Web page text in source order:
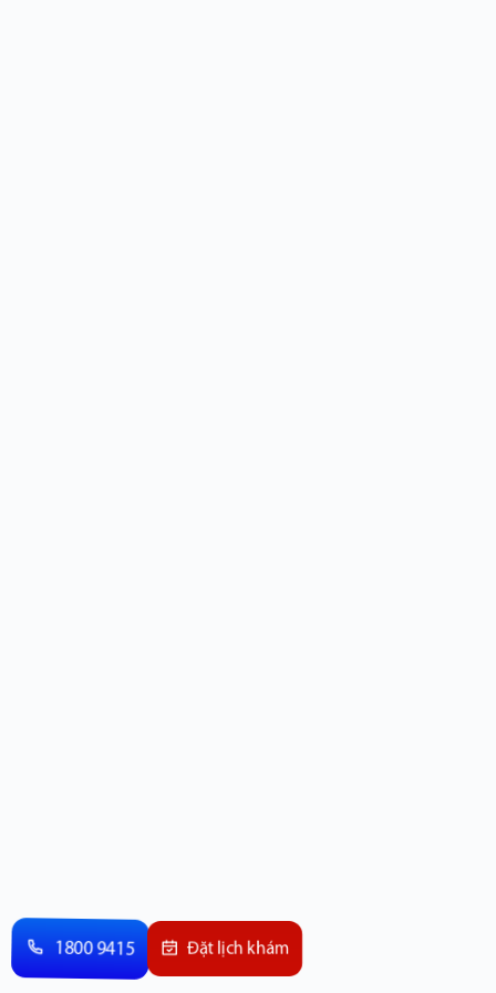
1800 9415 Đặt lịch khám